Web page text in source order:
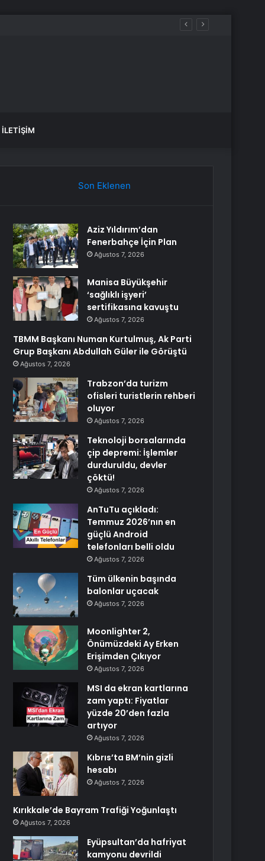
İLETIŞIM
Son Eklenen
Aziz Yıldırım’dan
Fenerbahçe İçin Plan
Ağustos 7, 2026
Manisa Büyükşehir
‘sağlıklı işyeri’
sertifikasına kavuştu
Ağustos 7, 2026
TBMM Başkanı Numan Kurtulmuş, Ak Parti
Grup Başkanı Abdullah Güler ile Görüştü
Ağustos 7, 2026
Trabzon’da turizm
ofisleri turistlerin rehberi
oluyor
Ağustos 7, 2026
Teknoloji borsalarında
çip depremi: İşlemler
durduruldu, devler
çöktü!
Ağustos 7, 2026
AnTuTu açıkladı:
Temmuz 2026’nın en
güçlü Android
telefonları belli oldu
Ağustos 7, 2026
Tüm ülkenin başında
balonlar uçacak
Ağustos 7, 2026
Moonlighter 2,
Önümüzdeki Ay Erken
Erişimden Çıkıyor
Ağustos 7, 2026
MSI da ekran kartlarına
zam yaptı: Fiyatlar
yüzde 20’den fazla
artıyor
Ağustos 7, 2026
Kıbrıs’ta BM’nin gizli
hesabı
Ağustos 7, 2026
Kırıkkale’de Bayram Trafiği Yoğunlaştı
Ağustos 7, 2026
Eyüpsultan’da hafriyat
kamyonu devrildi